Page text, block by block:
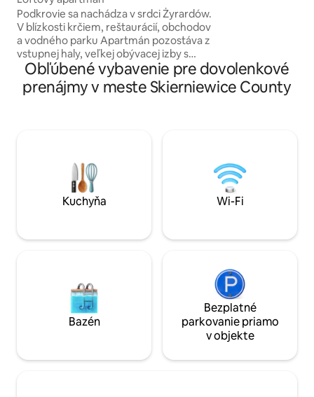
Podkrovie sa nachádza v srdci Żyrardów.
V blízkosti krčiem, reštaurácií, obchodov
a vodného parku Apartmán pozostáva z
vstupnej haly, veľkej obývacej izby s
kuchynským kútom, kúpeľne z
budúcnosti a veľkej šatne so stolom. V
kuchyni sú všetky potrebné spotrebiče:
Budova, v ktorej sa nachádza podkrovie,
je stará 200 rokov. Neďaleko sa
nachádza park a múzeum práčovne.
Pozývame vás :)
vedie zadná
Obľúbené vybavenie pre dovolenkové
prenájmy v meste Skierniewice County
Kuchyňa Wi-Fi
Bazén
Bezplatné
parkovanie priamo
v objekte